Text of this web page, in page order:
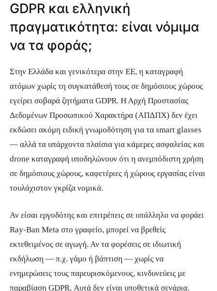
GDPR και ελληνική
πραγματικότητα: είναι νόμιμα
να τα φοράς;
Στην Ελλάδα και γενικότερα στην ΕΕ, η καταγραφή
ατόμων χωρίς τη συγκατάθεσή τους σε δημόσιους χώρους
εγείρει σοβαρά ζητήματα GDPR. Η Αρχή Προστασίας
Δεδομένων Προσωπικού Χαρακτήρα (ΑΠΔΠΧ) δεν έχει
εκδώσει ακόμη ειδική γνωμοδότηση για τα smart glasses
— αλλά τα υπάρχοντα πλαίσια για κάμερες ασφαλείας και
drone καταγραφή υποδηλώνουν ότι η ανεμπόδιστη χρήση
σε δημόσιους χώρους, καφετέριες ή χώρους εργασίας είναι
τουλάχιστον γκρίζα νομικά.
Αν είσαι εργοδότης και επιτρέπεις σε υπάλληλο να φοράει
Ray-Ban Meta στο γραφείο, μπορεί να βρεθείς
εκτεθειμένος σε αγωγή. Αν τα φορέσεις σε ιδιωτική
εκδήλωση — π.χ. γάμο ή βάπτιση — χωρίς να
ενημερώσεις τους παρευρισκόμενους, κινδυνεύεις με
παραβίαση GDPR. Αυτά δεν είναι υποθετικά σενάρια.